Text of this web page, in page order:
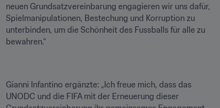
neuen Grundsatzvereinbarung engagieren wir uns dafür,
Spielmanipulationen, Bestechung und Korruption zu
unterbinden, um die Schönheit des Fussballs für alle zu
bewahren.“
Gianni Infantino ergänzte: „Ich freue mich, dass das
UNODC und die FIFA mit der Erneuerung dieser